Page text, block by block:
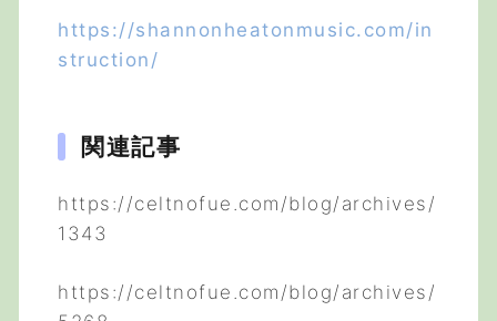
https://shannonheatonmusic.com/in
struction/
関連記事
https://celtnofue.com/blog/archives/
1343
https://celtnofue.com/blog/archives/